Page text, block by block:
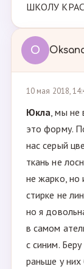
ШКОЛУ
O
10 мая 2018,
Юкла, мы не
это форму.
нас серый
ткань не
не жарко, но
стирке не
но я
в самом
с синим.
раньше у